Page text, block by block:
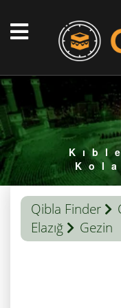
Qibla Finder
Elazığ
Gezin